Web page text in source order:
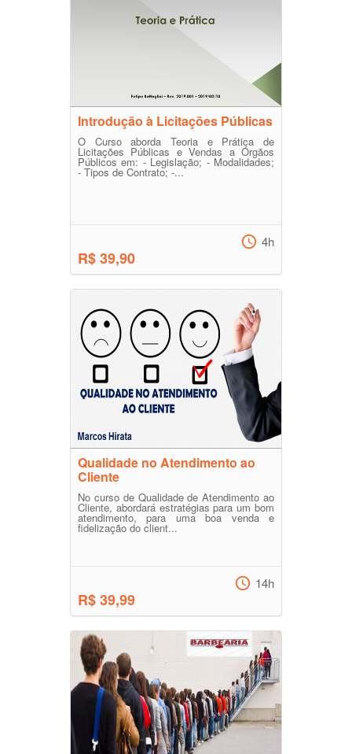
Introdução à Licitações Públicas
O Curso aborda Teoria e Prática de
Licitações Públicas e Vendas a Órgãos
Públicos em: - Legislação; - Modalidades;
- Tipos de Contrato; -...
R$ 39,90
4h
Qualidade no Atendimento ao
Cliente
No curso de Qualidade de Atendimento ao
Cliente, abordará estratégias para um bom
atendimento, para uma boa venda e
fidelização do client...
R$ 39,99
14h